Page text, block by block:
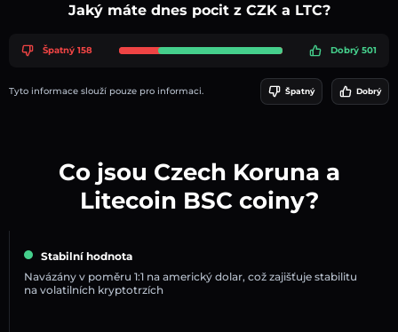
Jaký máte dnes pocit z CZK a LTC?
Špatný 158 Dobrý 501
Tyto informace slouží pouze pro informaci. Špatný Dobrý
Co jsou Czech Koruna a
Litecoin BSC coiny?
Stabilní hodnota
Navázány v poměru 1:1 na americký dolar, což zajišťuje stabilitu
na volatilních kryptotrzích